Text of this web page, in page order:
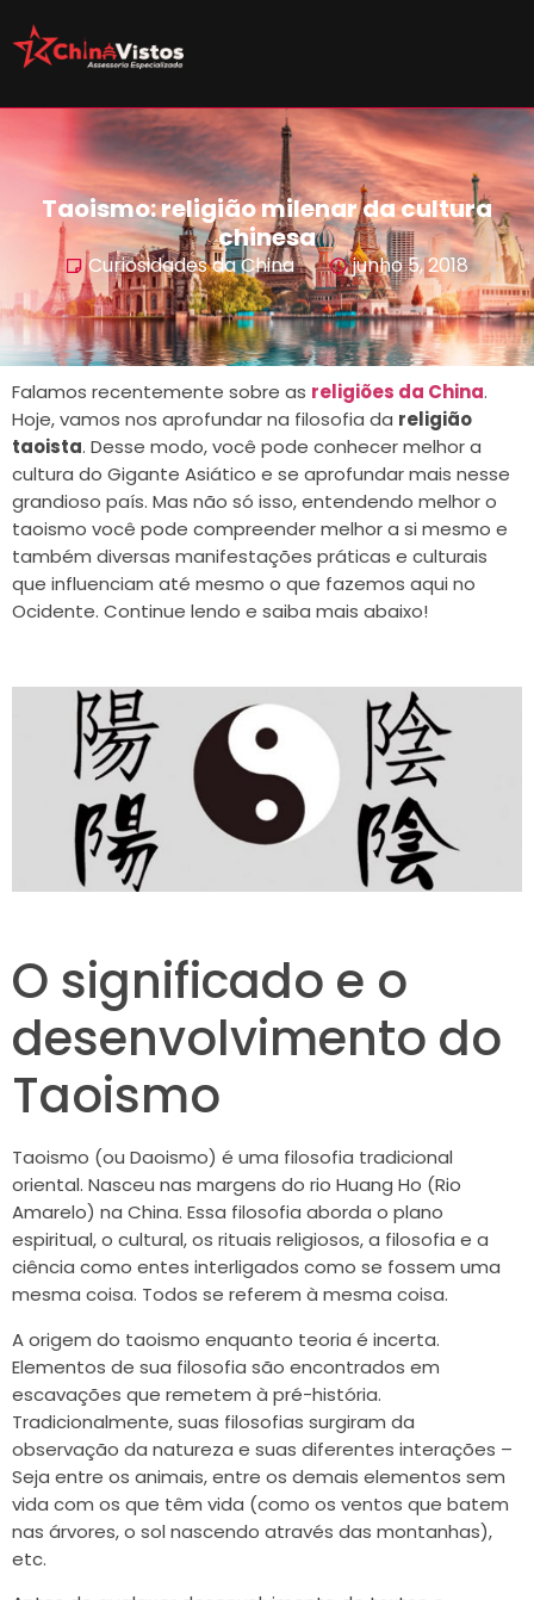
Taoismo: religião milenar da cultura
chinesa
Curiosidades da China junho 5, 2018
Falamos recentemente sobre as religiões da China.
Hoje, vamos nos aprofundar na filosofia da religião
taoista. Desse modo, você pode conhecer melhor a
cultura do Gigante Asiático e se aprofundar mais nesse
grandioso país. Mas não só isso, entendendo melhor o
taoismo você pode compreender melhor a si mesmo e
também diversas manifestações práticas e culturais
que influenciam até mesmo o que fazemos aqui no
Ocidente. Continue lendo e saiba mais abaixo!
O significado e o
desenvolvimento do
Taoismo
Taoismo (ou Daoismo) é uma filosofia tradicional
oriental. Nasceu nas margens do rio Huang Ho (Rio
Amarelo) na China. Essa filosofia aborda o plano
espiritual, o cultural, os rituais religiosos, a filosofia e a
ciência como entes interligados como se fossem uma
mesma coisa. Todos se referem à mesma coisa.
A origem do taoismo enquanto teoria é incerta.
Elementos de sua filosofia são encontrados em
escavações que remetem à pré-história.
Tradicionalmente, suas filosofias surgiram da
observação da natureza e suas diferentes interações –
Seja entre os animais, entre os demais elementos sem
vida com os que têm vida (como os ventos que batem
nas árvores, o sol nascendo através das montanhas),
etc.